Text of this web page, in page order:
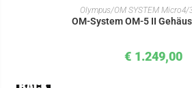
IN DEN
Olympus/OM SYSTEM Micro4/
OM-System OM-5 II
€ 1.249,00